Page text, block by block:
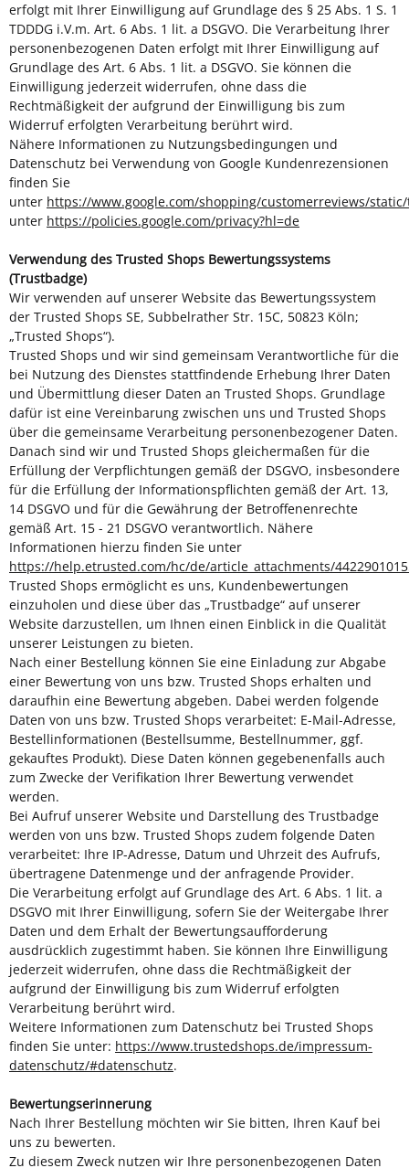
erfolgt mit Ihrer Einwilligung auf Grundlage des § 25 Abs. 1 S. 1
TDDDG i.V.m. Art. 6 Abs. 1 lit. a DSGVO. Die Verarbeitung Ihrer
personenbezogenen Daten erfolgt mit Ihrer Einwilligung auf
Grundlage des Art. 6 Abs. 1 lit. a DSGVO. Sie können die
Einwilligung jederzeit widerrufen, ohne dass die
Rechtmäßigkeit der aufgrund der Einwilligung bis zum
Widerruf erfolgten Verarbeitung berührt wird.
Nähere Informationen zu Nutzungsbedingungen und
Datenschutz bei Verwendung von Google Kundenrezensionen
finden Sie
unter https://www.google.com/shopping/customerreviews/
unter https://policies.google.com/privacy?hl=de
Verwendung des Trusted Shops Bewertungssystems
(Trustbadge)
Wir verwenden auf unserer Website das Bewertungssystem
der Trusted Shops SE, Subbelrather Str. 15C, 50823 Köln;
„Trusted Shops“).
Trusted Shops und wir sind gemeinsam Verantwortliche für die
bei Nutzung des Dienstes stattfindende Erhebung Ihrer Daten
und Übermittlung dieser Daten an Trusted Shops. Grundlage
dafür ist eine Vereinbarung zwischen uns und Trusted Shops
über die gemeinsame Verarbeitung personenbezogener Daten.
Danach sind wir und Trusted Shops gleichermaßen für die
Erfüllung der Verpflichtungen gemäß der DSGVO, insbesondere
für die Erfüllung der Informationspflichten gemäß der Art. 13,
14 DSGVO und für die Gewährung der Betroffenenrechte
gemäß Art. 15 - 21 DSGVO verantwortlich. Nähere
Informationen hierzu finden Sie unter
https://help.etrusted.com/hc/de/article_attachments/
Trusted Shops ermöglicht es uns, Kundenbewertungen
einzuholen und diese über das „Trustbadge“ auf unserer
Website darzustellen, um Ihnen einen Einblick in die Qualität
unserer Leistungen zu bieten.
Nach einer Bestellung können Sie eine Einladung zur Abgabe
einer Bewertung von uns bzw. Trusted Shops erhalten und
daraufhin eine Bewertung abgeben. Dabei werden folgende
Daten von uns bzw. Trusted Shops verarbeitet: E-Mail-Adresse,
Bestellinformationen (Bestellsumme, Bestellnummer, ggf.
gekauftes Produkt). Diese Daten können gegebenenfalls auch
zum Zwecke der Verifikation Ihrer Bewertung verwendet
werden.
Bei Aufruf unserer Website und Darstellung des Trustbadge
werden von uns bzw. Trusted Shops zudem folgende Daten
verarbeitet: Ihre IP-Adresse, Datum und Uhrzeit des Aufrufs,
übertragene Datenmenge und der anfragende Provider.
Die Verarbeitung erfolgt auf Grundlage des Art. 6 Abs. 1 lit. a
DSGVO mit Ihrer Einwilligung, sofern Sie der Weitergabe Ihrer
Daten und dem Erhalt der Bewertungsaufforderung
ausdrücklich zugestimmt haben. Sie können Ihre Einwilligung
jederzeit widerrufen, ohne dass die Rechtmäßigkeit der
aufgrund der Einwilligung bis zum Widerruf erfolgten
Verarbeitung berührt wird.
Weitere Informationen zum Datenschutz bei Trusted Shops
finden Sie unter: https://www.trustedshops.de/impressum-
datenschutz/#datenschutz.
Bewertungserinnerung
Nach Ihrer Bestellung möchten wir Sie bitten, Ihren Kauf bei
uns zu bewerten.
Zu diesem Zweck nutzen wir Ihre personenbezogenen Daten